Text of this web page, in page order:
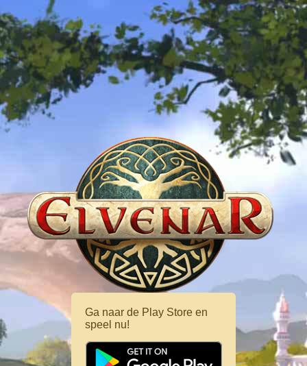
Ga naar de Play Store en
speel nu!